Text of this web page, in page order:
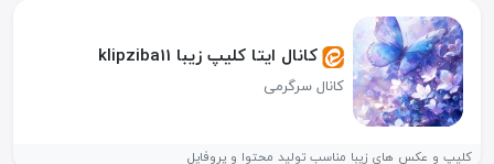
کانال ایتا کلیپ زیبا klipziba11
کانال سرگرمی
کلیپ و عکس های زیبا مناسب تولید محتوا و پروفایل